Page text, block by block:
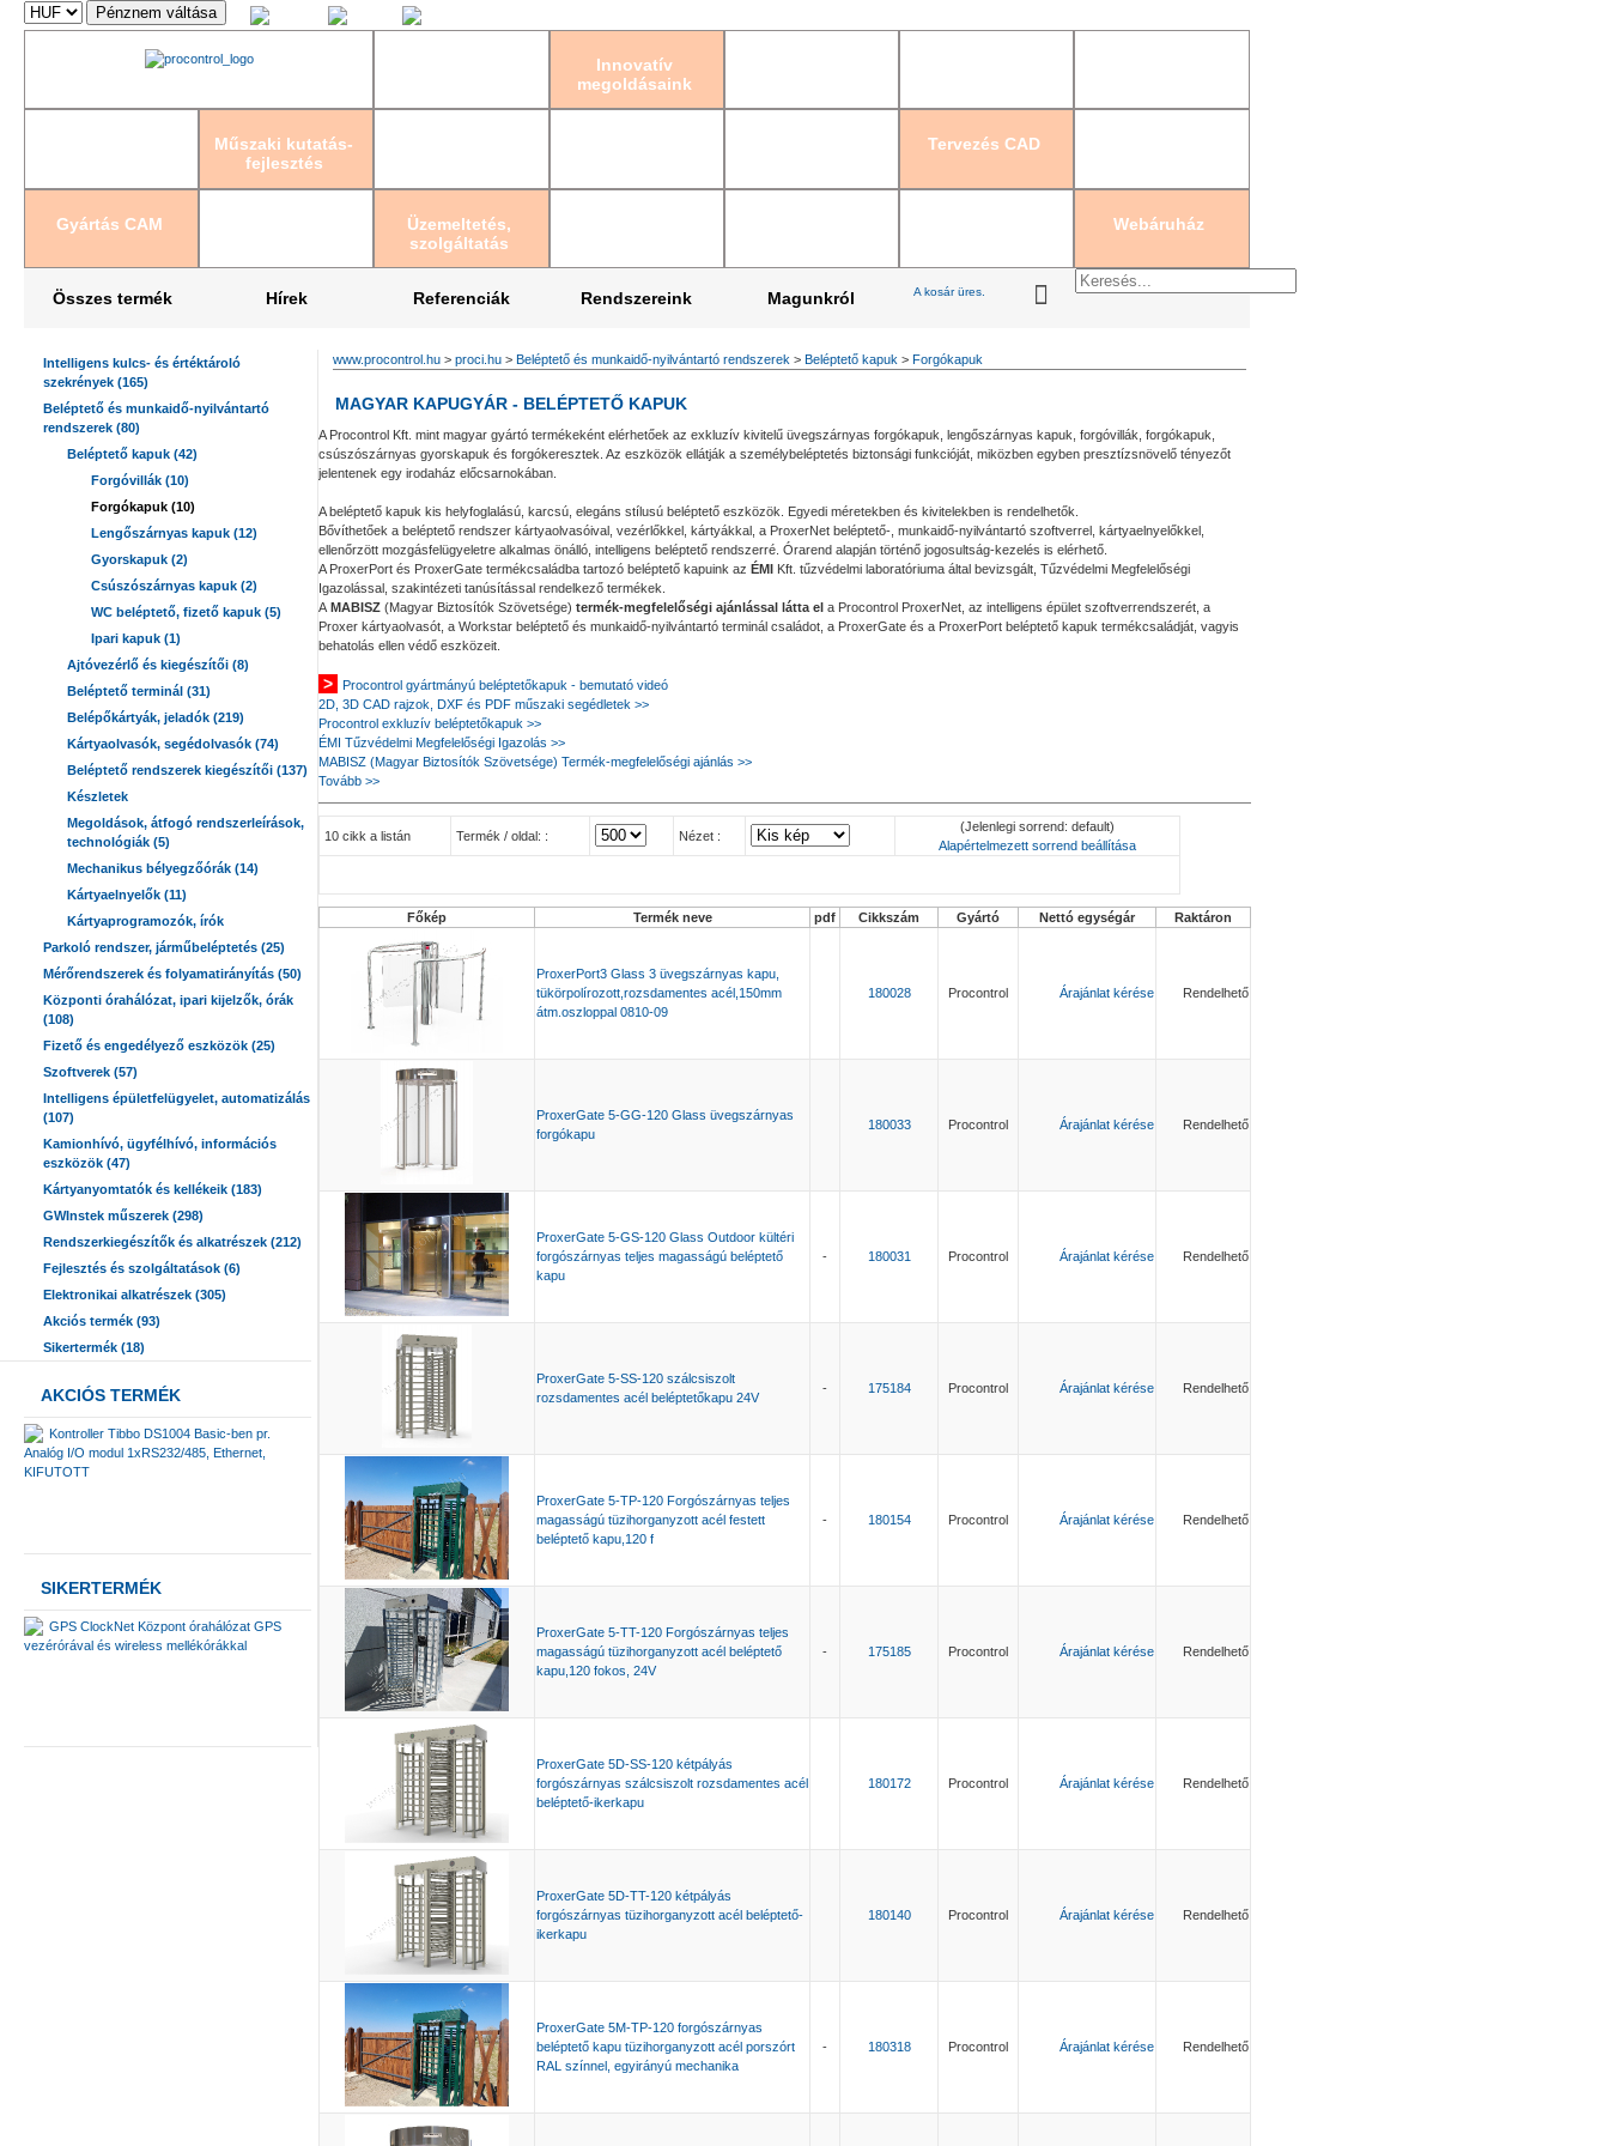
Innovatív
megoldásaink
Műszaki kutatás-
fejlesztés
Tervezés CAD
Gyártás CAM
Üzemeltetés,
szolgáltatás
Webáruház
Összes termék Hírek Referenciák Rendszereink Magunkról A kosár üres.
Intelligens kulcs- és értéktároló
szekrények (165)
Beléptető és munkaidő-nyilvántartó
rendszerek (80)
Beléptető kapuk (42)
Forgóvillák (10)
Forgókapuk (10)
Lengőszárnyas kapuk (12)
Gyorskapuk (2)
Csúszószárnyas kapuk (2)
WC beléptető, fizető kapuk (5)
Ipari kapuk (1)
Ajtóvezérlő és kiegészítői (8)
Beléptető terminál (31)
Belépőkártyák, jeladók (219)
Kártyaolvasók, segédolvasók (74)
Beléptető rendszerek kiegészítői (137)
Készletek
Megoldások, átfogó rendszerleírások,
technológiák (5)
Mechanikus bélyegzőórák (14)
Kártyaelnyelők (11)
Kártyaprogramozók, írók
Parkoló rendszer, járműbeléptetés (25)
Mérőrendszerek és folyamatirányítás (50)
Központi órahálózat, ipari kijelzők, órák
(108)
Fizető és engedélyező eszközök (25)
Szoftverek (57)
Intelligens épületfelügyelet, automatizálás
(107)
Kamionhívó, ügyfélhívó, információs
eszközök (47)
Kártyanyomtatók és kellékeik (183)
GWInstek műszerek (298)
Rendszerkiegészítők és alkatrészek (212)
Fejlesztés és szolgáltatások (6)
Elektronikai alkatrészek (305)
Akciós termék (93)
Sikertermék (18)
AKCIÓS TERMÉK
Kontroller Tibbo DS1004 Basic-ben pr.
Analóg I/O modul 1xRS232/485, Ethernet,
KIFUTOTT
SIKERTERMÉK
GPS ClockNet Központ órahálózat GPS
vezérórával és wireless mellékórákkal
www.procontrol.hu > proci.hu > Beléptető és munkaidő-nyilvántartó rendszerek > Beléptető kapuk > Forgókapuk
MAGYAR KAPUGYÁR - BELÉPTETŐ KAPUK
A Procontrol Kft. mint magyar gyártó termékeként elérhetőek az exkluzív kivitelű üvegszárnyas forgókapuk, lengőszárnyas kapuk, forgóvillák, forgókapuk,
csúszószárnyas gyorskapuk és forgókeresztek. Az eszközök ellátják a személybeléptetés biztonsági funkcióját, miközben egyben presztízsnövelő tényezőt
jelentenek egy irodaház előcsarnokában.
A beléptető kapuk kis helyfoglalású, karcsú, elegáns stílusú beléptető eszközök. Egyedi méretekben és kivitelekben is rendelhetők.
Bővíthetőek a beléptető rendszer kártyaolvasóival, vezérlőkkel, kártyákkal, a ProxerNet beléptető-, munkaidő-nyilvántartó szoftverrel, kártyaelnyelőkkel,
ellenőrzött mozgásfelügyeletre alkalmas önálló, intelligens beléptető rendszerré. Órarend alapján történő jogosultság-kezelés is elérhető.
A ProxerPort és ProxerGate termékcsaládba tartozó beléptető kapuink az ÉMI Kft. tűzvédelmi laboratóriuma által bevizsgált, Tűzvédelmi Megfelelőségi
Igazolással, szakintézeti tanúsítással rendelkező termékek.
A MABISZ (Magyar Biztosítók Szövetsége) termék-megfelelőségi ajánlással látta el a Procontrol ProxerNet, az intelligens épület szoftverrendszerét, a
Proxer kártyaolvasót, a Workstar beléptető és munkaidő-nyilvántartó terminál családot, a ProxerGate és a ProxerPort beléptető kapuk termékcsaládját, vagyis
behatolás ellen védő eszközeit.
>
Procontrol gyártmányú beléptetőkapuk - bemutató videó
2D, 3D CAD rajzok, DXF és PDF műszaki segédletek >>
Procontrol exkluzív beléptetőkapuk >>
ÉMI Tűzvédelmi Megfelelőségi Igazolás >>
MABISZ (Magyar Biztosítók Szövetsége) Termék-megfelelőségi ajánlás >>
Tovább >>
10 cikk a listán Termék / oldal: : Nézet :
(Jelenlegi sorrend: default)
Alapértelmezett sorrend beállítása
Főkép Termék neve pdf Cikkszám Gyártó Nettó egységár Raktáron
ProxerPort3 Glass 3 üvegszárnyas kapu,
tükörpolírozott,rozsdamentes acél,150mm
átm.oszloppal 0810-09
180028 Procontrol Árajánlat kérése Rendelhető
ProxerGate 5-GG-120 Glass üvegszárnyas
forgókapu
180033 Procontrol Árajánlat kérése Rendelhető
ProxerGate 5-GS-120 Glass Outdoor kültéri
forgószárnyas teljes magasságú beléptető
kapu
- 180031 Procontrol Árajánlat kérése Rendelhető
ProxerGate 5-SS-120 szálcsiszolt
rozsdamentes acél beléptetőkapu 24V
- 175184 Procontrol Árajánlat kérése Rendelhető
ProxerGate 5-TP-120 Forgószárnyas teljes
magasságú tüzihorganyzott acél festett
beléptető kapu,120 f
- 180154 Procontrol Árajánlat kérése Rendelhető
ProxerGate 5-TT-120 Forgószárnyas teljes
magasságú tüzihorganyzott acél beléptető
kapu,120 fokos, 24V
- 175185 Procontrol Árajánlat kérése Rendelhető
ProxerGate 5D-SS-120 kétpályás
forgószárnyas szálcsiszolt rozsdamentes acél
beléptető-ikerkapu
180172 Procontrol Árajánlat kérése Rendelhető
ProxerGate 5D-TT-120 kétpályás
forgószárnyas tüzihorganyzott acél beléptető-
ikerkapu
180140 Procontrol Árajánlat kérése Rendelhető
ProxerGate 5M-TP-120 forgószárnyas
beléptető kapu tüzihorganyzott acél porszórt
RAL színnel, egyirányú mechanika
- 180318 Procontrol Árajánlat kérése Rendelhető